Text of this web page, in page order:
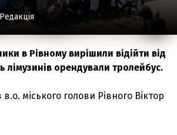
Редакція
в Рівному вирішили відійти від
лімузинів орендували тролейбус.
міського голови Рівного Віктор